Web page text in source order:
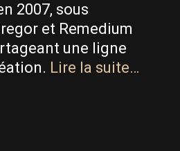
2007, sous
et Remedium
une ligne
Lire la suite…